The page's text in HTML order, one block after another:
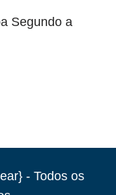
Segundo a
- Todos os